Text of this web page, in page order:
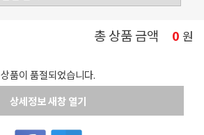
총 상품 금액 0 원
상품이 품절되었습니다.
상세정보 새창 열기